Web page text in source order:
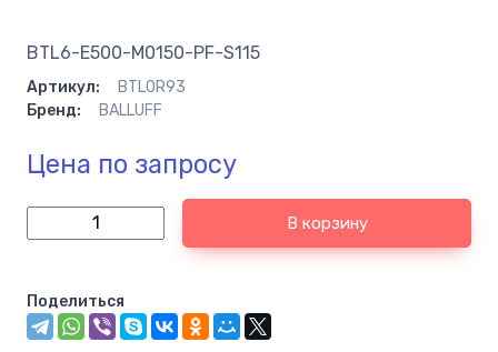
BTL6-E500-M0150-PF-S115
Артикул:
BTL0R93
Бренд:
BALLUFF
Цена по запросу
В корзину
Поделиться